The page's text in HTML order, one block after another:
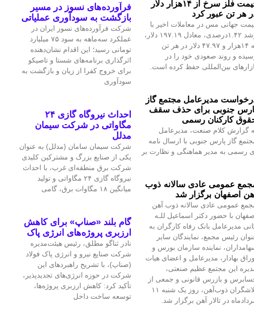
قیمت فلز سرخ از ۱۴هزار دلار
هر تن عبور کرد
جهانی مس در معاملات اخیر با
رشد ۱.۴۲درصدی، معادل ۱۹۷.۱۹ دلار،
به ۱۴هزار و ۴۷.۹۷ دلار در هر تن
و روند صعودی خود را در
بین‌المللی حفظ کرده است.
مدیرعامل مجتمع گاز
جنوبی برای حذف سقف
کارکنان رسمی
گزارش کلام صنعت، مدیرعامل
گاز پارس جنوبی با ارسال نامه
رسمی به مدیر هماهنگی و نظارت بر
عمومی عادی سالانه ذوب
آهن اصفهان برگزار شد
عمومی عادی سالانه ذوب آهن
با حضور دکتر اسماعیل للـه
مدیرعامل بانک رفاه کارگران به
رئیس مجمع، نمایندگان سایر
نماینده سازمان بورس و
بهادار، مدیرعامل و اعضای هیات
این مجتمع عظیم صنعتی،
و بازرس قانونی و جمعی از
تلاشگران ذوب‌آهن، روز یک شنبه ۱۱
در تالار آهن برگزار شد.
فرآورده‌های نسوز در مسیر
بازگشت به سودآوری عملیاتی
شرکت فرآورده‌های نسوز ایران در
عملکرد سه‌ماهه به سود ۷۵ میلیارد
تومانی رسید؛ این اقدام نشان‌دهنده
اثرگذاری برنامه‌های شستا و تاصیکو
برای خروج کفرا از زیان و بازگشت به
سودآوری
احداث نیروگاه گازی ۲۴
مگاواتی در شرکت سیمان
مدلل
شرکت سیمان سامان (مدلل) به عنوان
یکی از صنایع بزرگ و مشترکین کلیدی
شرکت برق منطقه‌ای غرب، با احداث
نیروگاه گازی ۲۴ مگاواتی و تولید
میانگین ۱۸ مگاوات برق، گامی
گام بلند «صناپ» برای کاهش
ارزبری پروژه‌های انرژی پاک
نادر ثناگو مطلق، رئیس هیئت‌مدیره
شرکت صنایع نیرو و انرژی پاک فولاد
(صناپ)، با تشریح راهبردهای این
شرکت در حوزه انرژی‌های تجدیدپذیر،
تأکید کرد: کاهش ارزبری پروژه‌ها،
توسعه ساخت داخل